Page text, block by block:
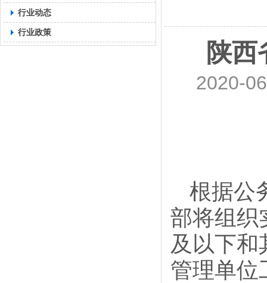
行业动态
行业政策
陕
2020-
根据公
部将组织
及以下和
管理单位